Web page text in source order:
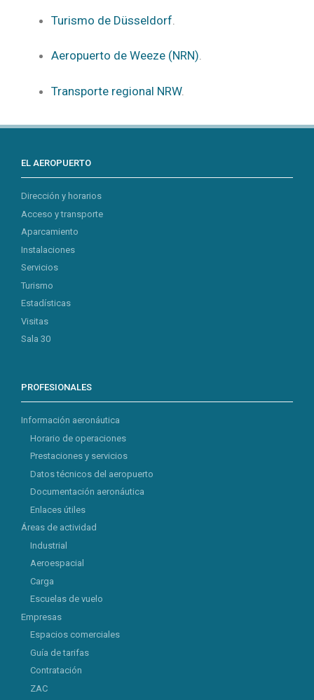
Turismo de Düsseldorf
Aeropuerto de Weeze (NRN).
Transporte regional NRW.
EL AEROPUERTO
Dirección y horarios
Acceso y transporte
Aparcamiento
Instalaciones
Servicios
Turismo
Estadísticas
Visitas
Sala 30
PROFESIONALES
Información aeronáutica
Horario de operaciones
Prestaciones y servicios
Datos técnicos del aeropuerto
Documentación aeronáutica
Enlaces útiles
Áreas de actividad
Industrial
Aeroespacial
Carga
Escuelas de vuelo
Empresas
Espacios comerciales
Guía de tarifas
Contratación
ZAC